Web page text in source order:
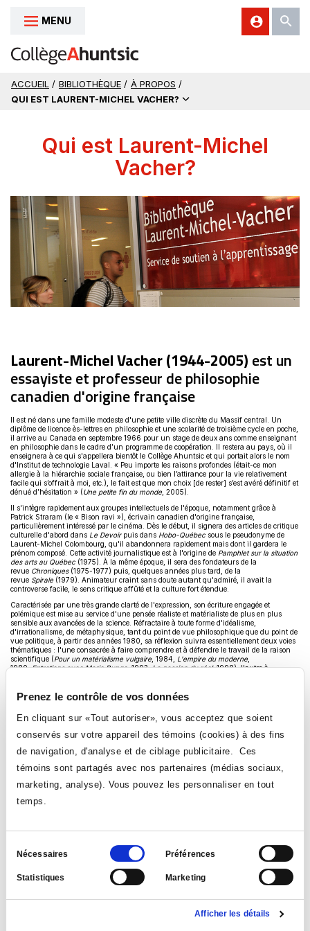
Prenez le contrôle de vos données
En cliquant sur «Tout autoriser», vous acceptez que soient
conservés sur votre appareil des témoins (cookies) à des fins
de navigation, d'analyse et de ciblage publicitaire. Ces
témoins sont partagés avec nos partenaires (médias sociaux,
marketing, analyse). Vous pouvez les personnaliser en tout
temps.
Sélection
consentement
Nécessaires Préférences
Statistiques Marketing
Afficher les détails
Aller au contenu
MENU
ACCUEIL / BIBLIOTHÈQUE / À PROPOS /
QUI EST LAURENT-MICHEL VACHER?
Qui est Laurent-Michel
Vacher?
nouvelle
fenêtre
Laurent-Michel Vacher (1944-2005) est un
essayiste et professeur de philosophie
canadien d'origine française
Il est né dans une famille modeste d'une petite ville discrète du Massif central. Un
diplôme de licence ès-lettres en philosophie et une scolarité de troisième cycle en poche,
il arrive au Canada en septembre 1966 pour un stage de deux ans comme enseignant
en philosophie dans le cadre d’un programme de coopération. Il restera au pays, où il
enseignera à ce qui s'appellera bientôt le Collège Ahuntsic et qui portait alors le nom
d'Institut de technologie Laval. « Peu importe les raisons profondes (était-ce mon
allergie à la hiérarchie sociale française, ou bien l’attirance pour la vie relativement
facile qui s’offrait à moi, etc.), le fait est que mon choix [de rester] s’est avéré définitif et
dénué d’hésitation » (Une petite fin du monde, 2005).
Il s'intègre rapidement aux groupes intellectuels de l'époque, notamment grâce à
Patrick Straram (le « Bison ravi »), écrivain canadien d'origine française,
particulièrement intéressé par le cinéma. Dès le début, il signera des articles de critique
culturelle d'abord dans Le Devoir puis dans Hobo-Québec sous le pseudonyme de
Laurent-Michel Colombourg, qu'il abandonnera rapidement mais dont il gardera le
prénom composé. Cette activité journalistique est à l'origine de Pamphlet sur la situation
des arts au Québec (1975). À la même époque, il sera des fondateurs de la
revue Chroniques(1975-1977) puis, quelques années plus tard, de la
revue Spirale(1979). Animateur craint sans doute autant qu'admiré, il avait la
controverse facile, le sens critique affûté et la culture fort étendue.
Caractérisée par une très grande clarté de l'expression, son écriture engagée et
polémique est mise au service d'une pensée réaliste et matérialiste de plus en plus
sensible aux avancées de la science. Réfractaire à toute forme d'idéalisme,
d'irrationalisme, de métaphysique, tant du point de vue philosophique que du point de
vue politique, à partir des années 1980, sa réflexion suivra essentiellement deux voies
thématiques : l'une consacrée à faire comprendre et à défendre le travail de la raison
scientifique (Pour un matérialisme vulgaire, 1984, L'empire du moderne,
1989,Entretiens avec Mario Bunge, 1993,La passion du réel,1998), l'autre à
Soucieux d'exercer son enseignement en conformité avec ses convictions aussi bien
didactique qui, non traditionnel dans sa forme, fait écho à sa pédagogie ouverte et à
François Hertel, 1995,Débats philosophiques, 2002).
Bars, cafés, restos. Scènes de la vie urbaine(2005) etDialogues en ruine
méritent une place à part dans sa bibliographie. Ils sont le fruit de l'amitié, une amitié
profonde, surtout dans le cas de Jean Papineau (1950-1995), qui avait été à la fois son
collègue et son interlocuteur le plus stimulant.
Biographie produite par Giovanni Calabrese
Suivez-nous
Ce